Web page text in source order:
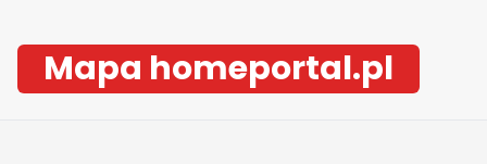
Mapa homeportal.pl